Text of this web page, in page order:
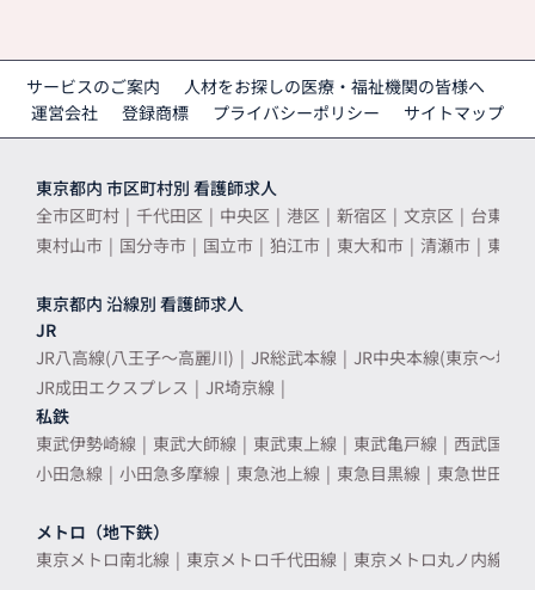
サービスのご案内
人材をお探しの医療・福祉機関の皆様へ
運営会社
登録商標 プライバシーポリシー サイトマップ
東京都内 市区町村別 看護師求人
全市区町村
千代田区 中央区 港区 新宿区 文京区
台東区
東村山市
国分寺市 国立市 狛江市 東大和市 清瀬市 東久
東京都内 沿線別 看護師求人
JR
JR八高線(八王子～高麗川)
JR総武本線
JR中央本線(東京～塩尻)
JR成田エクスプレス
JR埼京線
私鉄
東武伊勢崎線
東武大師線 東武東上線 東武亀戸線
西武国分
小田急線
小田急多摩線 東急池上線 東急目黒線 東急世田谷
メトロ（地下鉄）
東京メトロ南北線
東京メトロ千代田線 東京メトロ丸ノ内線